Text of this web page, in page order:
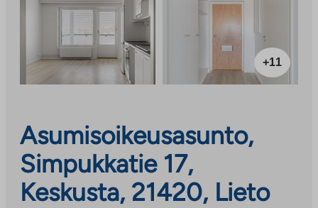
+11
Asumisoikeusasunto,
Simpukkatie 17,
Keskusta, 21420, Lieto